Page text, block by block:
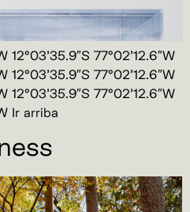
12°03’35.9″S 77°02’12.6″W
12°03’35.9″S 77°02’12.6″W
12°03’35.9″S 77°02’12.6″W
Ir arriba